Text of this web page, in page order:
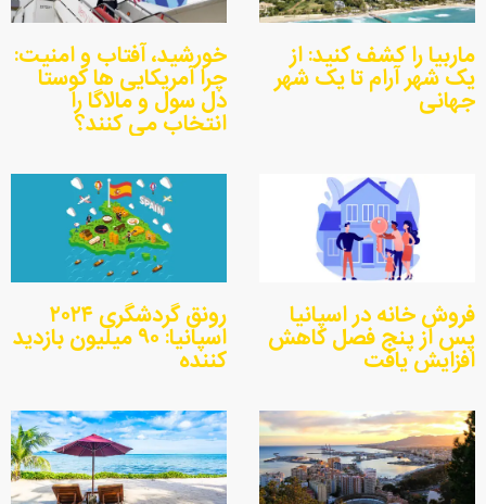
ماربیا را کشف کنید: از
یک شهر آرام تا یک شهر
جهانی
خورشید، آفتاب و امنیت:
چرا آمریکایی ها کوستا
دل سول و مالاگا را
انتخاب می کنند؟
فروش خانه در اسپانیا
پس از پنج فصل کاهش
افزایش یافت
رونق گردشگری ۲۰۲۴
اسپانیا: ۹۰ میلیون بازدید
کننده